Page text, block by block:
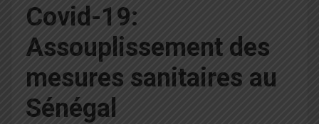
Covid-19:
Assouplissement des
mesures sanitaires au
Sénégal